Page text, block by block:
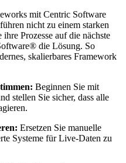
mit Centric Software
nicht zu einem starken
Prozesse auf die nächste
die Lösung. So
skalierbares Framework
Beginnen Sie mit
stellen Sie sicher, dass alle
Ersetzen Sie manuelle
Systeme für Live-Daten zu